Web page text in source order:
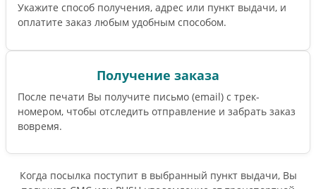
Укажите способ получения, адрес или пункт выдачи, и
оплатите заказ любым удобным способом.
Получение заказа
После печати Вы получите письмо (email) c трек-
номером, чтобы отследить отправление и забрать заказ
вовремя.
Когда посылка поступит в выбранный пункт выдачи, Вы